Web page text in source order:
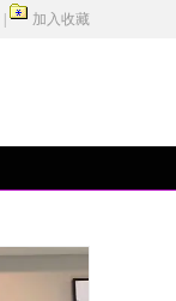
加入收藏